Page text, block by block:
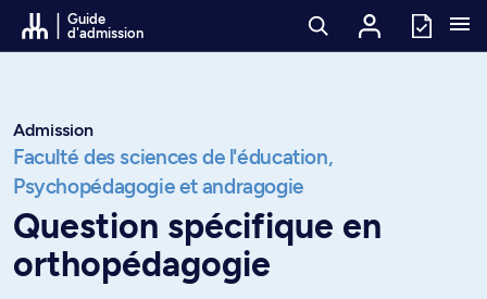
Passer au contenu
Guide
d'admission
Admission
Faculté des sciences de l'éducation,
Psychopédagogie et andragogie
Question spécifique en
orthopédagogie